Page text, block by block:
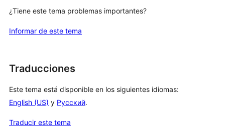
¿Tiene este tema problemas importantes?
Informar de este tema
Traducciones
Este tema está disponible en los siguientes idiomas:
English (US) y Русский.
Traducir este tema